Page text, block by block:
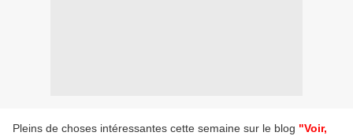
Pleins de choses intéressantes cette semaine sur le blog "Voir,